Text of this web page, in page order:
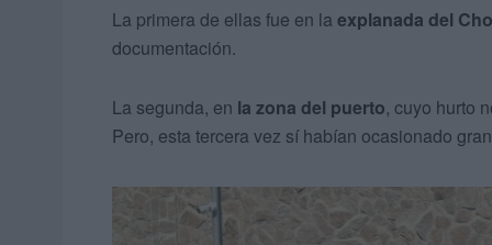
La primera de ellas fue en la explanada del
documentación.
La segunda, en la zona del puerto, cuyo hurto
Pero, esta tercera vez sí habían ocasionado